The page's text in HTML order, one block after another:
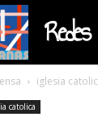
iglesia
catolica